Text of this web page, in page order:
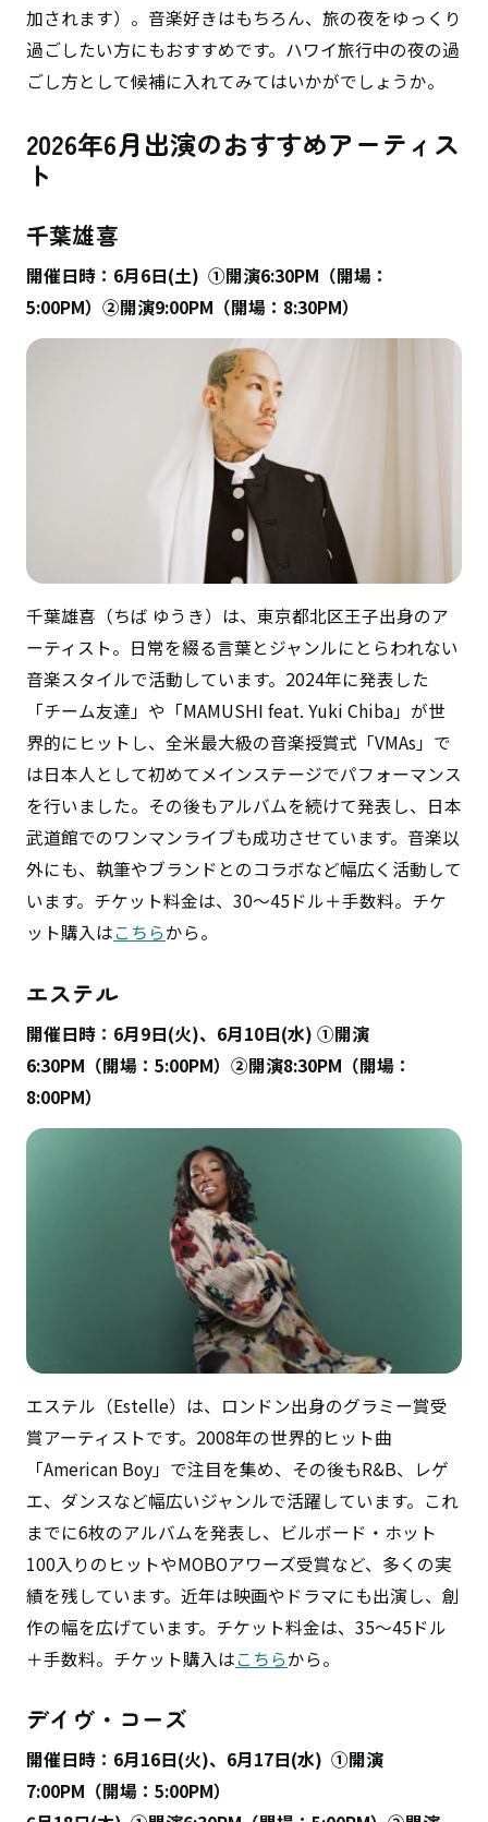
加されます）。音楽好きはもちろん、旅の夜をゆっくり
過ごしたい方にもおすすめです。ハワイ旅行中の夜の過
ごし方として候補に入れてみてはいかがでしょうか。
2026年6月出演のおすすめアーティス
ト
千葉雄喜
開催日時：6月6日(土) ①開演6:30PM（開場：
5:00PM）②開演9:00PM（開場：8:30PM）
千葉雄喜（ちば ゆうき）は、東京都北区王子出身のア
ーティスト。日常を綴る言葉とジャンルにとらわれない
音楽スタイルで活動しています。2024年に発表した
「チーム友達」や「MAMUSHI feat. Yuki Chiba」が世
界的にヒットし、全米最大級の音楽授賞式「VMAs」で
は日本人として初めてメインステージでパフォーマンス
を行いました。その後もアルバムを続けて発表し、日本
武道館でのワンマンライブも成功させています。音楽以
外にも、執筆やブランドとのコラボなど幅広く活動して
います。チケット料金は、30～45ドル＋手数料。チケ
ット購入はこちらから。
エステル
開催日時：6月9日(火)、6月10日(水) ①開演
6:30PM（開場：5:00PM）②開演8:30PM（開場：
8:00PM）
エステル（Estelle）は、ロンドン出身のグラミー賞受
賞アーティストです。2008年の世界的ヒット曲
「American Boy」で注目を集め、その後もR&B、レゲ
エ、ダンスなど幅広いジャンルで活躍しています。これ
までに6枚のアルバムを発表し、ビルボード・ホット
100入りのヒットやMOBOアワーズ受賞など、多くの実
績を残しています。近年は映画やドラマにも出演し、創
作の幅を広げています。チケット料金は、35～45ドル
＋手数料。チケット購入はこちらから。
デイヴ・コーズ
開催日時：6月16日(火)、6月17日(水) ①開演
7:00PM（開場：5:00PM）